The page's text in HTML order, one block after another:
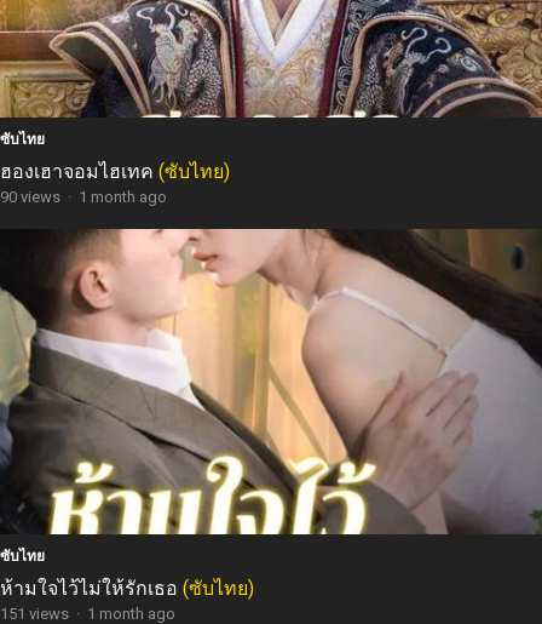
ซับไทย
ฮองเฮาจอมไฮเทค (ซับไทย)
90 views · 1 month ago
ซับไทย
ห้ามใจไว้ไม่ให้รักเธอ (ซับไทย)
151 views · 1 month ago